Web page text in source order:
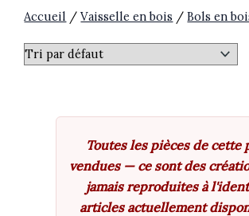
Accueil /Vaisselle en bois /Bols en
Toutes les pièces de cette
vendues — ce sont des
jamais reproduites à
articles actuellement